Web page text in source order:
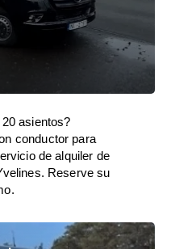
asientos?
conductor para
de alquiler de
Reserve su